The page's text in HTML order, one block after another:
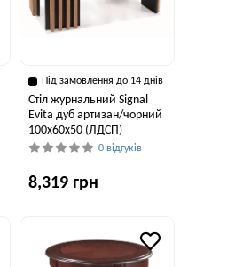
Під замовлення до 14 днів
Стіл журнальний Signal
Evita дуб артизан/чорний
100х60х50 (ЛДСП)
0 відгуків
8,319 грн